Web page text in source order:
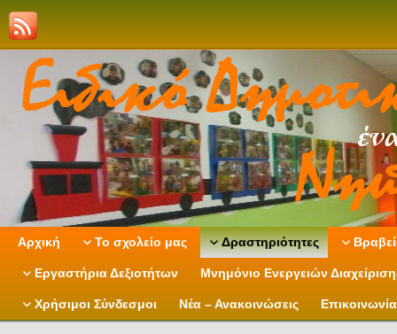
Αρχική Το σχολείο μας Δραστηριότητες
Εργαστήρια Δεξιοτήτων Μνημόνιο Ενεργειών
Χρήσιμοι Σύνδεσμοι Νέα – Ανακοινώσεις Επικοινωνία